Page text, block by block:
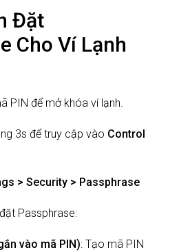
Đặt
Cho Ví Lạnh
PIN để mở khóa ví lạnh.
3s để truy cập vào Control
> Security > Passphrase
Passphrase:
vào mã PIN): Tạo mã PIN